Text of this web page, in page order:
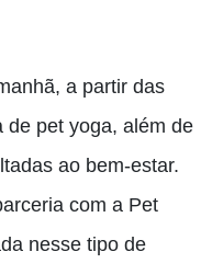
a partir das
de pet yoga, além de
ao bem-estar.
com a Pet
nesse tipo de